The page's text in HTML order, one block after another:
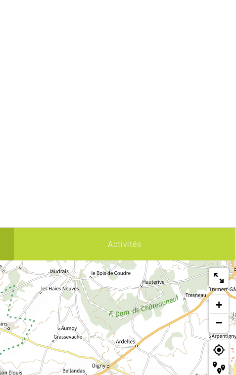
Activités
+
−